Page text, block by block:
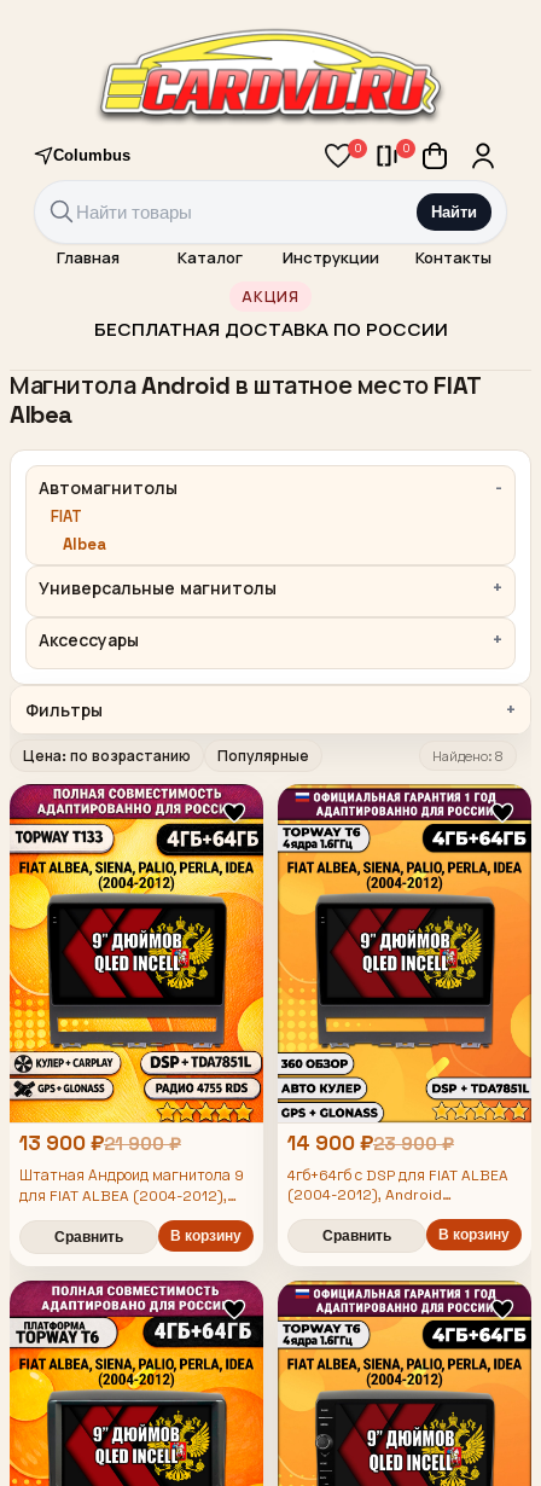
Columbus 0 0
Найти
Главная Каталог Инструкции Контакты
АКЦИЯ
БЕСПЛАТНАЯ ДОСТАВКА ПО РОССИИ
Магнитола Android в штатное место FIAT
Albea
Автомагнитолы
FIAT
Albea
Универсальные магнитолы
Аксессуары
Фильтры
Цена: по возрастанию Популярные Найдено: 8
13 900 ₽21 900 ₽
Штатная Андроид магнитола 9
для FIAT ALBEA (2004-2012),
4/64гб, DSP, беспроводной
CarPlay и Android Auto, GPS и
ГЛОНАСС
Сравнить В корзину
14 900 ₽23 900 ₽
4гб+64гб с DSP для FIAT ALBEA
(2004-2012), Android
магнитола, без слота под симку,
усилитель звука TDA7851 и
поддержка 360 камер
Сравнить В корзину